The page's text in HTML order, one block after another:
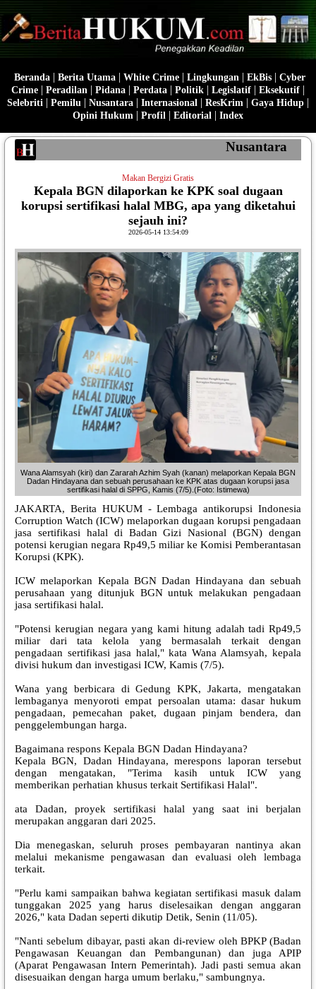
Beranda| Berita Utama| White Crime| Lingkungan | EkBis| Cyber
Crime | Peradilan | Pidana | Perdata | Politik | Legislatif | Eksekutif |
Selebriti | Pemilu | Nusantara | Internasional | ResKrim | Gaya Hidup |
Opini Hukum | Profil | Editorial | Index
Nusantara
Makan Bergizi Gratis
Kepala BGN dilaporkan ke KPK soal dugaan
korupsi sertifikasi halal MBG, apa yang diketahui
sejauh ini?
2026-05-14 13:54:09
Wana Alamsyah (kiri) dan Zararah Azhim Syah (kanan) melaporkan Kepala BGN
Dadan Hindayana dan sebuah perusahaan ke KPK atas dugaan korupsi jasa
sertifikasi halal di SPPG, Kamis (7/5).(Foto: Istimewa)
JAKARTA, Berita HUKUM - Lembaga antikorupsi Indonesia
Corruption Watch (ICW) melaporkan dugaan korupsi pengadaan
jasa sertifikasi halal di Badan Gizi Nasional (BGN) dengan
potensi kerugian negara Rp49,5 miliar ke Komisi Pemberantasan
Korupsi (KPK).
ICW melaporkan Kepala BGN Dadan Hindayana dan sebuah
perusahaan yang ditunjuk BGN untuk melakukan pengadaan
jasa sertifikasi halal.
"Potensi kerugian negara yang kami hitung adalah tadi Rp49,5
miliar dari tata kelola yang bermasalah terkait dengan
pengadaan sertifikasi jasa halal," kata Wana Alamsyah, kepala
divisi hukum dan investigasi ICW, Kamis (7/5).
Wana yang berbicara di Gedung KPK, Jakarta, mengatakan
lembaganya menyoroti empat persoalan utama: dasar hukum
pengadaan, pemecahan paket, dugaan pinjam bendera, dan
penggelembungan harga.
Bagaimana respons Kepala BGN Dadan Hindayana?
Kepala BGN, Dadan Hindayana, merespons laporan tersebut
dengan mengatakan, "Terima kasih untuk ICW yang
memberikan perhatian khusus terkait Sertifikasi Halal".
ata Dadan, proyek sertifikasi halal yang saat ini berjalan
merupakan anggaran dari 2025.
Dia menegaskan, seluruh proses pembayaran nantinya akan
melalui mekanisme pengawasan dan evaluasi oleh lembaga
terkait.
"Perlu kami sampaikan bahwa kegiatan sertifikasi masuk dalam
tunggakan 2025 yang harus diselesaikan dengan anggaran
2026," kata Dadan seperti dikutip Detik, Senin (11/05).
"Nanti sebelum dibayar, pasti akan di-review oleh BPKP (Badan
Pengawasan Keuangan dan Pembangunan) dan juga APIP
(Aparat Pengawasan Intern Pemerintah). Jadi pasti semua akan
disesuaikan dengan harga umum berlaku," sambungnya.